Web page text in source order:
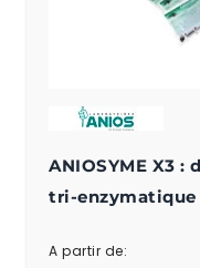
ANIOSYME X3
tri-enzymatique
A partir de: